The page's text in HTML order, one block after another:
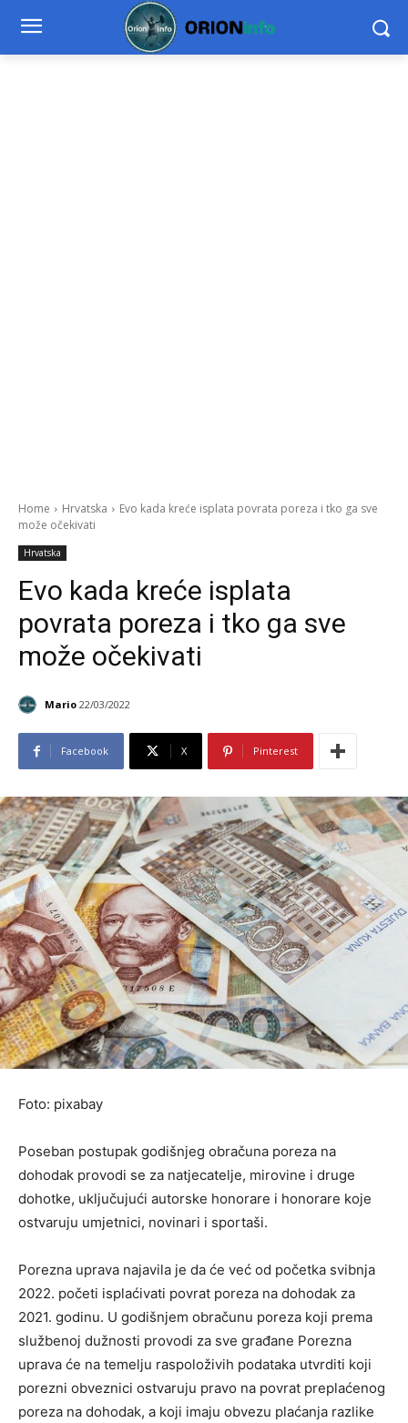
Home Hrvatska
Evo kada kreće isplata povrata poreza i tko ga sve
može očekivati
Hrvatska
Evo kada kreće isplata
povrata poreza i tko ga sve
može očekivati
Mario 22/03/2022
Facebook X Pinterest
Foto: pixabay
Poseban postupak godišnjeg obračuna poreza na
dohodak provodi se za natjecatelje, mirovine i druge
dohotke, uključujući autorske honorare i honorare koje
ostvaruju umjetnici, novinari i sportaši.
Porezna uprava najavila je da će već od početka svibnja
2022. početi isplaćivati ​​povrat poreza na dohodak za
2021. godinu. U godišnjem obračunu poreza koji prema
službenoj dužnosti provodi za sve građane Porezna
uprava će na temelju raspoloživih podataka utvrditi koji
porezni obveznici ostvaruju pravo na povrat preplaćenog
poreza na dohodak, a koji imaju obvezu plaćanja razlike